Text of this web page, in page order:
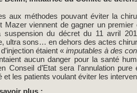
aux méthodes pouvant éviter la
Mazer viennent de gagner un
suspension du décret du 11 avril
ultra sons… en dehors des actes
étaient «imputables à des
aucun danger pour la santé
Conseil d’Etat sera l’annulation
et les patients voulant éviter les
plus :